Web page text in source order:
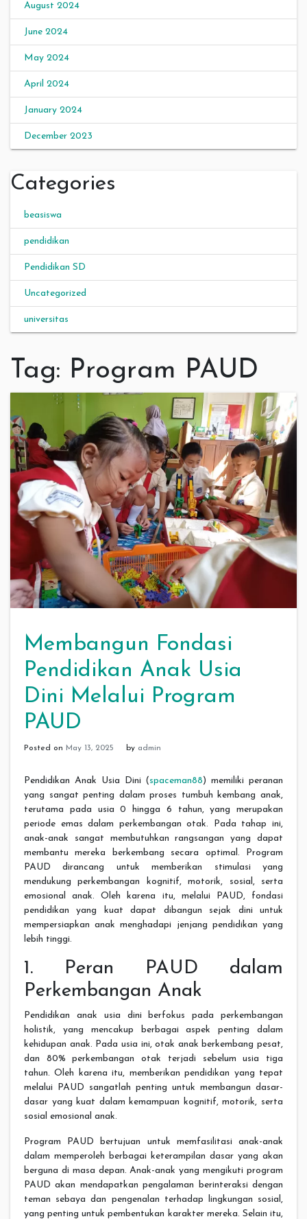
August 2024
June 2024
May 2024
April 2024
January 2024
December 2023
Categories
beasiswa
pendidikan
Pendidikan SD
Uncategorized
universitas
Tag: Program PAUD
Membangun Fondasi
Pendidikan Anak Usia
Dini Melalui Program
PAUD
Posted on May 13, 2025 by admin
Pendidikan Anak Usia Dini (spaceman88) memiliki peranan
yang sangat penting dalam proses tumbuh kembang anak,
terutama pada usia 0 hingga 6 tahun, yang merupakan
periode emas dalam perkembangan otak. Pada tahap ini,
anak-anak sangat membutuhkan rangsangan yang dapat
membantu mereka berkembang secara optimal. Program
PAUD dirancang untuk memberikan stimulasi yang
mendukung perkembangan kognitif, motorik, sosial, serta
emosional anak. Oleh karena itu, melalui PAUD, fondasi
pendidikan yang kuat dapat dibangun sejak dini untuk
mempersiapkan anak menghadapi jenjang pendidikan yang
lebih tinggi.
1. Peran PAUD dalam
Perkembangan Anak
Pendidikan anak usia dini berfokus pada perkembangan
holistik, yang mencakup berbagai aspek penting dalam
kehidupan anak. Pada usia ini, otak anak berkembang pesat,
dan 80% perkembangan otak terjadi sebelum usia tiga
tahun. Oleh karena itu, memberikan pendidikan yang tepat
melalui PAUD sangatlah penting untuk membangun dasar-
dasar yang kuat dalam kemampuan kognitif, motorik, serta
sosial emosional anak.
Program PAUD bertujuan untuk memfasilitasi anak-anak
dalam memperoleh berbagai keterampilan dasar yang akan
berguna di masa depan. Anak-anak yang mengikuti program
PAUD akan mendapatkan pengalaman berinteraksi dengan
teman sebaya dan pengenalan terhadap lingkungan sosial,
yang penting untuk pembentukan karakter mereka. Selain itu,